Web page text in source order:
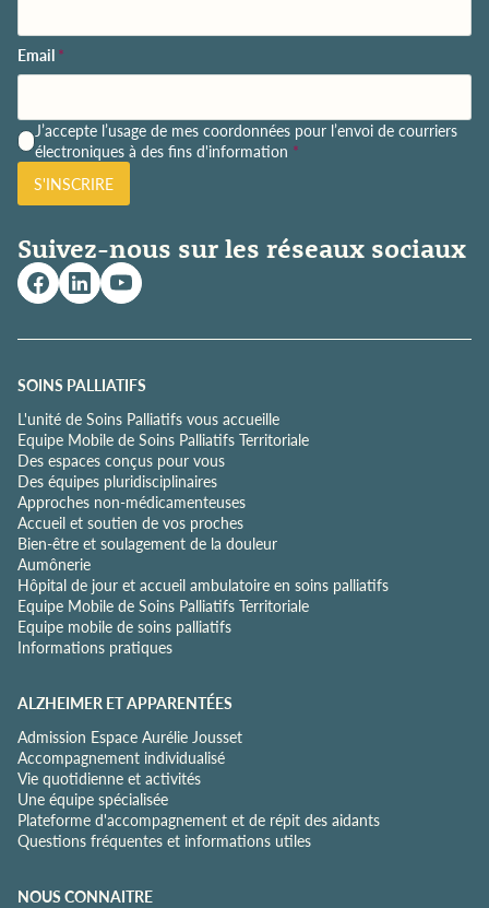
Email *
P
o
l
t
q
u
e
e
o
n
f
i
d
e
n
t
i
a
l
i
t
é
J’accepte l’usage de mes coordonnées pour l’envoi de courriers
électroniques à des fins d'information *
S'INSCRIRE
Suivez-nous sur les réseaux sociaux
SOINS PALLIATIFS
L'unité de Soins Palliatifs vous accueille
Equipe Mobile de Soins Palliatifs Territoriale
Des espaces conçus pour vous
Des équipes pluridisciplinaires
Approches non-médicamenteuses
Accueil et soutien de vos proches
Bien-être et soulagement de la douleur
Aumônerie
Hôpital de jour et accueil ambulatoire en soins palliatifs
Equipe Mobile de Soins Palliatifs Territoriale
Equipe mobile de soins palliatifs
Informations pratiques
ALZHEIMER ET APPARENTÉES
Admission Espace Aurélie Jousset
Accompagnement individualisé
Vie quotidienne et activités
Une équipe spécialisée
Plateforme d'accompagnement et de répit des aidants
Questions fréquentes et informations utiles
NOUS CONNAITRE